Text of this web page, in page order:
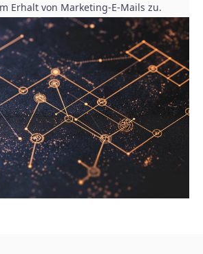
Erhalt von Marketing-E-Mails zu.